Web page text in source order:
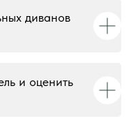
диванов
и оценить